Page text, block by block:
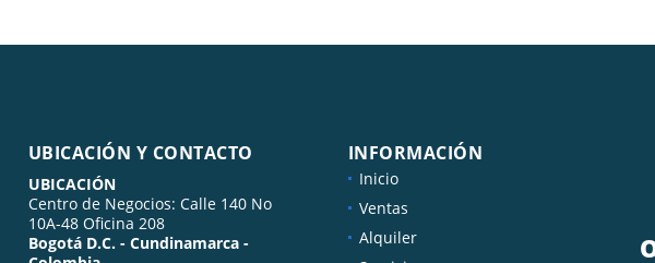
UBICACIÓN Y CONTACTO
UBICACIÓN
Centro de Negocios: Calle 140 No
10A-48 Oficina 208
Bogotá D.C. - Cundinamarca -
INFORMACIÓN
Inicio
Ventas
Alquiler